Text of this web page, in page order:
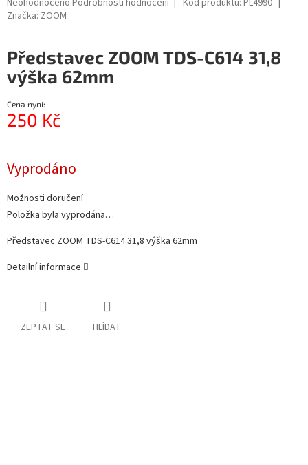
hodnocení
0,0
z
5
Neohodnoceno Podrobnosti hodnocení Kód produktu: PL4990
Značka: ZOOM
Představec ZOOM TDS-C614 31,8
výška 62mm
Cena nyní:
250 Kč
Vyprodáno
Možnosti doručení
Položka byla vyprodána…
Představec ZOOM TDS-C614 31,8 výška 62mm
Detailní informace
ZEPTAT SE HLÍDAT